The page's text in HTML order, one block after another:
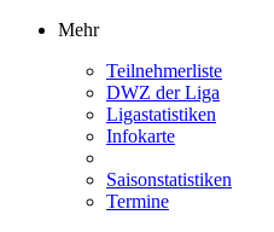
Mehr
Teilnehmerliste
DWZ der Liga
Ligastatistiken
Infokarte
Saisonstatistiken
Termine